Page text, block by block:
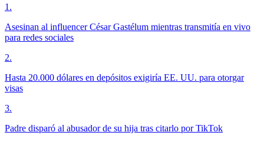
1 .
Asesinan al influencer César Gastélum mientras transmitía en vivo
para redes sociales
2.
Hasta 20.000 dólares en depósitos exigiría EE. UU. para otorgar
visas
3.
Padre disparó al abusador de su hija tras citarlo por TikTok